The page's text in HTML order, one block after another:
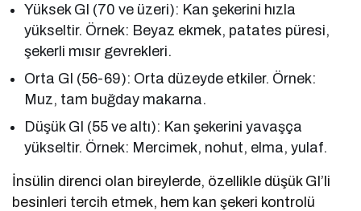
Yüksek GI (70 ve üzeri): Kan şekerini hızla
yükseltir. Örnek: Beyaz ekmek, patates püresi,
şekerli mısır gevrekleri.
Orta GI (56-69): Orta düzeyde etkiler. Örnek:
Muz, tam buğday makarna.
Düşük GI (55 ve altı): Kan şekerini yavaşça
yükseltir. Örnek: Mercimek, nohut, elma, yulaf.
İnsülin direnci olan bireylerde, özellikle düşük GI’li
besinleri tercih etmek, hem kan şekeri kontrolü